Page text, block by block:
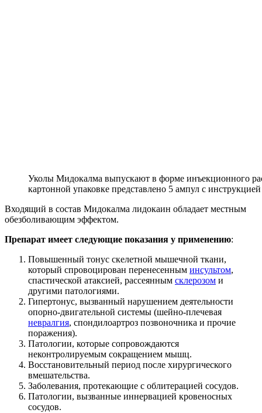
Уколы Мидокалма выпускают в форме инъекционного
картонной упаковке представлено 5 ампул с
Входящий в состав Мидокалма лидокаин обладает местным
обезболивающим эффектом.
Препарат имеет следующие показания у применению:
Повышенный тонус скелетной мышечной ткани,
который спровоцирован перенесенным инсультом,
спастической атаксией, рассеянным склерозом и
другими патологиями.
Гипертонус, вызванный нарушением деятельности
опорно-двигательной системы (шейно-плечевая
невралгия, спондилоартроз позвоночника и прочие
поражения).
Патологии, которые сопровождаются
неконтролируемым сокращением мышц.
Восстановительный период после хирургического
вмешательства.
Заболевания, протекающие с облитерацией сосудов.
Патологии, вызванные иннервацией кровеносных
сосудов.